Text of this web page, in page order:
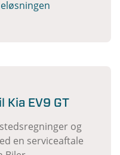
Kia EV9 GT
og
en serviceaftale